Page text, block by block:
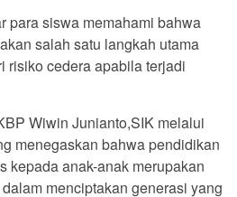
para siswa memahami bahwa
salah satu langkah utama
risiko cedera apabila terjadi
Wiwin Junianto,SIK melalui
menegaskan bahwa pendidikan
kepada anak-anak merupakan
menciptakan generasi yang